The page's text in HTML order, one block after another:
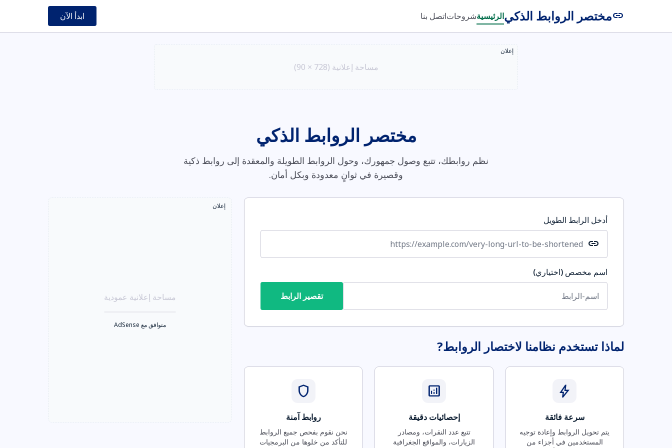
linkمختصر الروابط الذكيالرئيسيةشروحاتاتصل بنا ابدأ الآن
إعلان
مساحة إعلانية (728 × 90)
مختصر الروابط الذكي
نظم روابطك، تتبع وصول جمهورك، وحول الروابط الطويلة والمعقدة إلى روابط ذكية
وقصيرة في ثوانٍ معدودة وبكل أمان.
أدخل الرابط الطويل
link
اسم مخصص (اختياري)
تقصير الرابط
لماذا تستخدم نظامنا لاختصار الروابط?
bolt
سرعة فائقة
يتم تحويل الروابط وإعادة توجيه
المستخدمين في أجزاء من
analytics
إحصائيات دقيقة
تتبع عدد النقرات، ومصادر
الزيارات، والمواقع الجغرافية
shield
روابط آمنة
نحن نقوم بفحص جميع الروابط
للتأكد من خلوها من البرمجيات
إعلان
مساحة إعلانية عمودية
متوافق مع AdSense